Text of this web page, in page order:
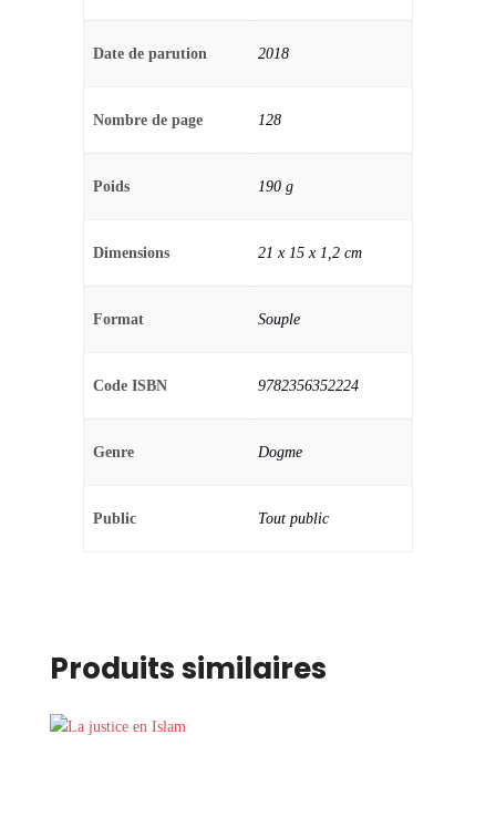
Date de parution 2018
Nombre de page 128
Poids 190 g
Dimensions 21 x 15 x 1,2 cm
Format Souple
Code ISBN 9782356352224
Genre Dogme
Public Tout public
Produits similaires